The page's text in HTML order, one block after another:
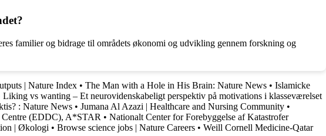
familier og bidrage til områdets økonomi og udvikling gennem forskning og
| Nature Index • The Man with a Hole in His Brain: Nature News • Islamicke
Liking vs wanting – Et neurovidenskabeligt perspektiv på motivations i klasseværelset
: Nature News • Jumana Al Azazi | Healthcare and Nursing Community •
Centre (EDDC), A*STAR • Nationalt Center for Forebyggelse af Katastrofer
| Økologi • Browse science jobs | Nature Careers • Weill Cornell Medicine-Qatar